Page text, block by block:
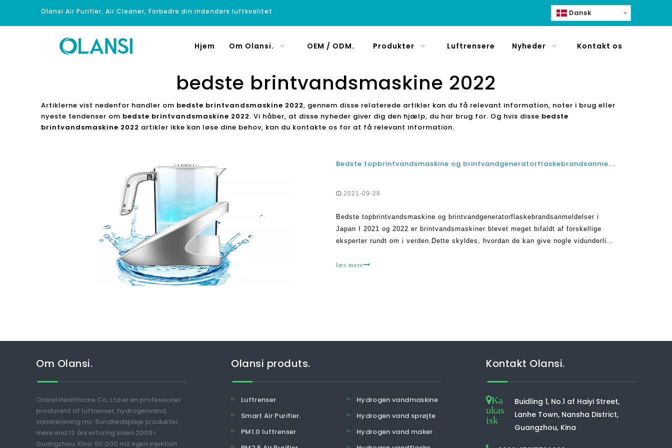
Olansi Air Purifier, Air Cleaner, Forbedre din indendørs luftkvalitet Dansk
Hjem Om Olansi. OEM / ODM. Produkter Luftrensere Nyheder Kontakt os
bedste brintvandsmaskine 2022
Artiklerne vist nedenfor handler om bedste brintvandsmaskine 2022, gennem disse relaterede artikler kan du få relevant information, noter i brug eller
nyeste tendenser om bedste brintvandsmaskine 2022. Vi håber, at disse nyheder giver dig den hjælp, du har brug for. Og hvis disse bedste
brintvandsmaskine 2022 artikler ikke kan løse dine behov, kan du kontakte os for at få relevant information.
Bedste topbrintvandsmaskine og brintvandgeneratorflaskebrandsanmeldelser i Japan i 2021 og 2022
2021-09-28
Bedste topbrintvandsmaskine og brintvandgeneratorflaskebrandsanmeldelser i
Japan I 2021 og 2022 er brintvandsmaskiner blevet meget bifaldt af forskellige
eksperter rundt om i verden.Dette skyldes, hvordan de kan give nogle vidunderlige
læs mere
Om Olansi.
Olansi Healthcare Co, Ltd er en professionel
producent af luftrenser, hydrogenvand,
vandrensning mv. Sundhedspleje produkter,
mere end 12 års erfaring siden 2009 i
Guangzhou, Kina. 60.000 m2 egen injektion
Olansi produts.
Luftrenser
Smart Air Purifier.
PM1.0 luftrenser
Hydrogen vandmaskine
Hydrogen vand sprøjte
Hydrogen vand maker.
Kontakt Olansi.
Ka
ukas
isk
Buidling 1, No.1 af Haiyi Street,
Lanhe Town, Nansha District,
Guangzhou, Kina